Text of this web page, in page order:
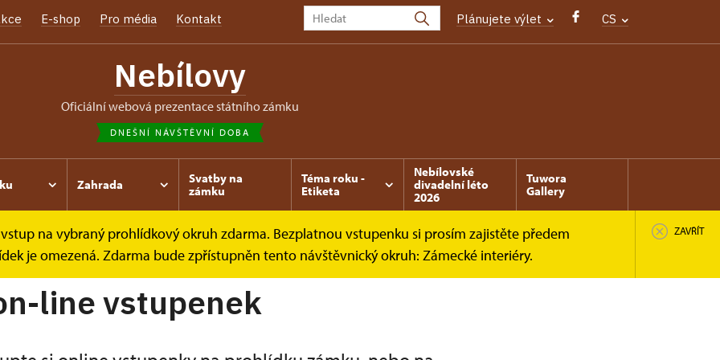
E-shop Pro média Kontakt Plánujete výlet CS
Nebílovy
oficiální webová prezentace státního zámku
DNEŠNÍ NÁVŠTĚVNÍ DOBA
Zahrada
Svatby na
zámku
Téma roku -
Etiketa
Nebílovské
divadelní léto
2026
Tuwora
Gallery
na vybraný prohlídkový okruh zdarma. Bezplatnou vstupenku si prosím zajistěte předem
je omezená. Zdarma bude zpřístupněn tento návštěvnický okruh: Zámecké interiéry.
ZAVŘÍT
line vstupenek